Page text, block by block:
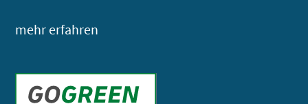
mehr erfahren